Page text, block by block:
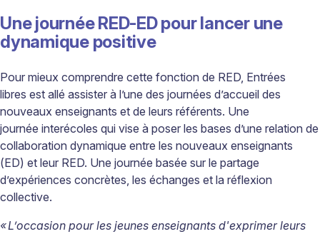
Une journée RED-ED pour lancer une
dynamique positive
Pour mieux comprendre cette fonction de RED, Entrées
libres est allé assister à l’une des journées d’accueil des
nouveaux enseignants et de leurs référents. Une
journée interécoles qui vise à poser les bases d’une relation de
collaboration dynamique entre les nouveaux enseignants
(ED) et leur RED. Une journée basée sur le partage
d’expériences concrètes, les échanges et la réflexion
collective.
«L’occasion pour les jeunes enseignants d'exprimer leurs